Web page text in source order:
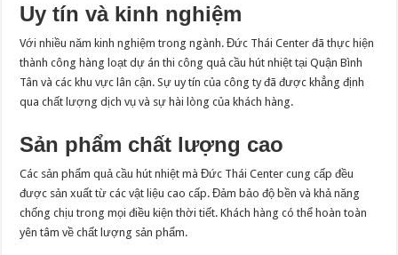
Uy tín và kinh nghiệm
Với nhiều năm kinh nghiệm trong ngành. Đức Thái Center đã thực hiện
thành công hàng loạt dự án thi công quả cầu hút nhiệt tại Quận Bình
Tân và các khu vực lân cận. Sự uy tín của công ty đã được khẳng định
qua chất lượng dịch vụ và sự hài lòng của khách hàng.
Sản phẩm chất lượng cao
Các sản phẩm quả cầu hút nhiệt mà Đức Thái Center cung cấp đều
được sản xuất từ các vật liệu cao cấp. Đảm bảo độ bền và khả năng
chống chịu trong mọi điều kiện thời tiết. Khách hàng có thể hoàn toàn
yên tâm về chất lượng sản phẩm.